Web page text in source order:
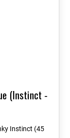
(Instinct -
Instinct (45